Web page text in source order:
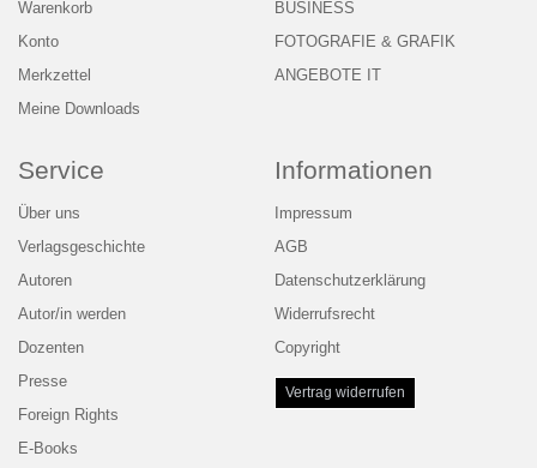
Warenkorb
Konto
Merkzettel
Meine Downloads
BUSINESS
FOTOGRAFIE & GRAFIK
ANGEBOTE IT
Service
Über uns
Verlagsgeschichte
Autoren
Autor/in werden
Dozenten
Presse
Foreign Rights
E-Books
Informationen
Impressum
AGB
Datenschutzerklärung
Widerrufsrecht
Copyright
Vertrag widerrufen